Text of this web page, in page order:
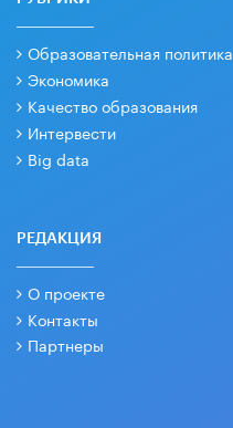
Образовательная политика
Экономика
Качество образования
Интервести
Big data
РЕДАКЦИЯ
О проекте
Контакты
Партнеры